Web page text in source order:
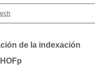
de la indexación